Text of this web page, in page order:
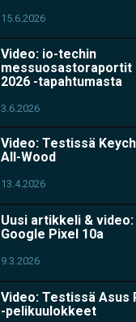
15.6.2026
Video: io-techin
messuosastoraportit
2026 -tapahtumasta
3.6.2026
Video: Testissä
All-Wood
13.4.2026
Uusi artikkeli &
Google Pixel 10a
9.3.2026
Video: Testissä Asus
-pelikuulokkeet